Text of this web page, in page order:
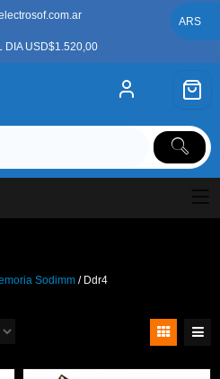
DIA USD$1.520,00
Sodimm / Ddr4
ARS